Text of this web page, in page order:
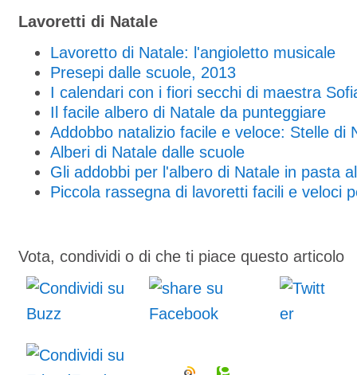
Lavoretti di Natale
Lavoretto di Natale: l'angioletto musicale
Presepi dalle scuole, 2013
I calendari con i fiori secchi di maestra
Il facile albero di Natale da punteggiare
Addobbo natalizio facile e veloce: Stelle di
Alberi di Natale dalle scuole
Gli addobbi per l'albero di Natale in pasta
Piccola rassegna di lavoretti facili e veloci
Vota, condividi o di che ti piace questo articolo